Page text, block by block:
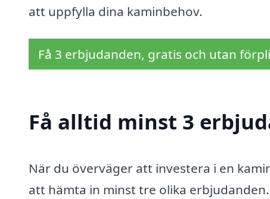
att uppfylla dina kaminbehov.
Få 3 erbjudanden, gratis och utan
Få alltid minst 3
När du överväger att investera i en
att hämta in minst tre olika